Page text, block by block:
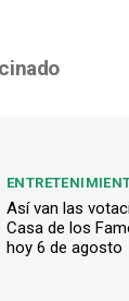
Así van las
Casa de los
hoy 6 de agosto